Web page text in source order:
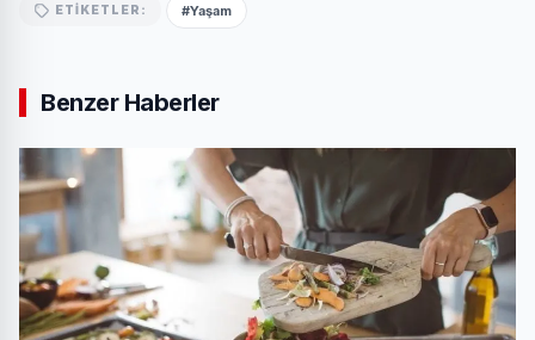
ETIKETLER: #Yaşam
Benzer Haberler